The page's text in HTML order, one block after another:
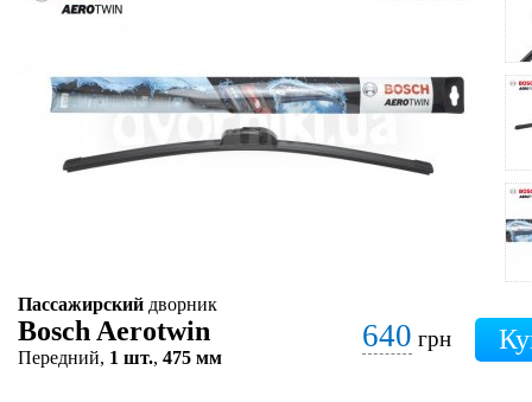
Пассажирский дворник
Bosch Aerotwin
Передний, 1 шт., 475 мм
640 грн